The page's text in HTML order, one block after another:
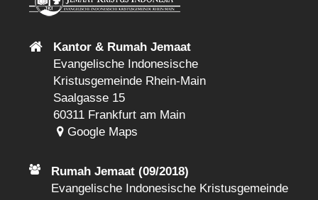
Kantor & Rumah Jemaat
Evangelische Indonesische
Kristusgemeinde Rhein-Main
Saalgasse 15
60311 Frankfurt am Main
Google Maps
Rumah Jemaat (09/2018)
Evangelische Indonesische Kristusgemeinde